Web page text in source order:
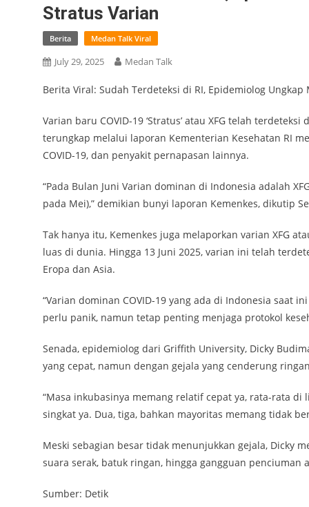
Stratus Varian
Berita Medan Talk Viral
July 29, 2025 Medan Talk
Berita Viral: Sudah Terdeteksi di RI, Epidemiolog Ungkap
Varian baru COVID-19 ‘Stratus’ atau XFG telah
terungkap melalui laporan Kementerian Kesehatan RI
COVID-19, dan penyakit pernapasan lainnya.
“Pada Bulan Juni Varian dominan di Indonesia adalah
pada Mei),” demikian bunyi laporan Kemenkes, dikutip
Tak hanya itu, Kemenkes juga melaporkan varian XFG
luas di dunia. Hingga 13 Juni 2025, varian ini telah
Eropa dan Asia.
“Varian dominan COVID-19 yang ada di Indonesia saat
perlu panik, namun tetap penting menjaga protokol
Senada, epidemiolog dari Griffith University, Dicky
yang cepat, namun dengan gejala yang cenderung
“Masa inkubasinya memang relatif cepat ya, rata-rata
singkat ya. Dua, tiga, bahkan mayoritas memang tidak
Meski sebagian besar tidak menunjukkan gejala, Dicky
suara serak, batuk ringan, hingga gangguan penciuman
Sumber: Detik